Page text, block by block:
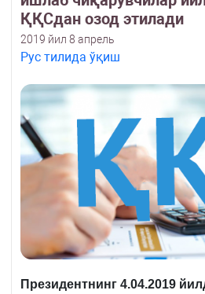
ҚҚСдан озод этилади
2019 йил 8 апрель
Рус тилида ўқиш
Президентнинг 4.04.2019